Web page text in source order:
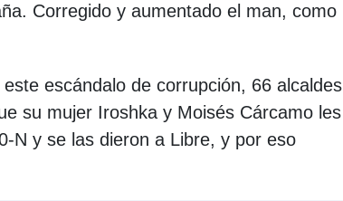
Corregido y aumentado el man, como
escándalo de corrupción, 66 alcaldes
su mujer Iroshka y Moisés Cárcamo les
N y se las dieron a Libre, y por eso